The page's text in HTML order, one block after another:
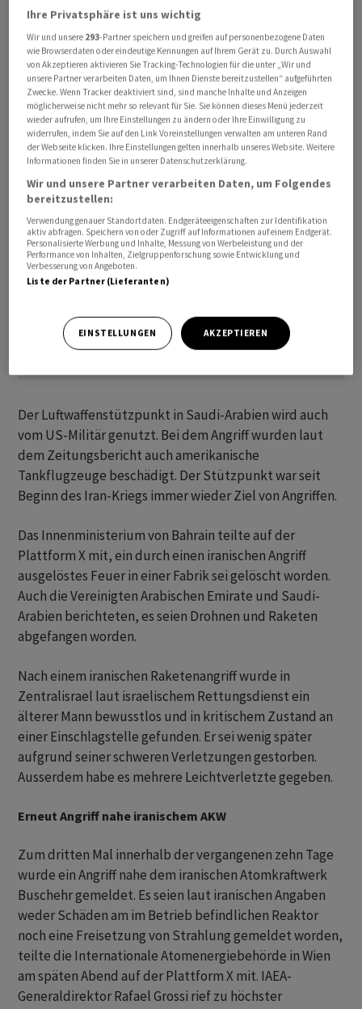
einem Bericht des «Wall Street Journals» wurden zwölf
US-Einsatzkräfte bei einem iranischen Angriff auf einen
Luftwaffenstützpunkt in Saudi-Arabien verletzt. Sie
befanden sich in einem Gebäude auf der Prince Sultan
Airbase, das bei der Bombardierung getroffen wurde,
wie die US-Zeitung unter Berufung auf US- und
arabische Vertreter berichtete.
Der Luftwaffenstützpunkt in Saudi-Arabien wird auch
vom US-Militär genutzt. Bei dem Angriff wurden laut
dem Zeitungsbericht auch amerikanische
Tankflugzeuge beschädigt. Der Stützpunkt war seit
Beginn des Iran-Kriegs immer wieder Ziel von Angriffen.
Das Innenministerium von Bahrain teilte auf der
Plattform X mit, ein durch einen iranischen Angriff
ausgelöstes Feuer in einer Fabrik sei gelöscht worden.
Auch die Vereinigten Arabischen Emirate und Saudi-
Arabien berichteten, es seien Drohnen und Raketen
abgefangen worden.
Nach einem iranischen Raketenangriff wurde in
Zentralisrael laut israelischem Rettungsdienst ein
älterer Mann bewusstlos und in kritischem Zustand an
einer Einschlagstelle gefunden. Er sei wenig später
aufgrund seiner schweren Verletzungen gestorben.
Ausserdem habe es mehrere Leichtverletzte gegeben.
Erneut Angriff nahe iranischem AKW
Zum dritten Mal innerhalb der vergangenen zehn Tage
wurde ein Angriff nahe dem iranischen Atomkraftwerk
Buschehr gemeldet. Es seien laut iranischen Angaben
weder Schäden am im Betrieb befindlichen Reaktor
noch eine Freisetzung von Strahlung gemeldet worden,
teilte die Internationale Atomenergiebehörde in Wien
am späten Abend auf der Plattform X mit. IAEA-
Generaldirektor Rafael Grossi rief zu höchster
Ihre Privatsphäre ist uns wichtig
Wir und unsere 293-Partner speichern und greifen auf personenbezogene Daten
wie Browserdaten oder eindeutige Kennungen auf Ihrem Gerät zu. Durch Auswahl
von Akzeptieren aktivieren Sie Tracking-Technologien für die unter „Wir und
unsere Partner verarbeiten Daten, um Ihnen Dienste bereitzustellen“ aufgeführten
Zwecke. Wenn Tracker deaktiviert sind, sind manche Inhalte und Anzeigen
möglicherweise nicht mehr so relevant für Sie. Sie können dieses Menü jederzeit
wieder aufrufen, um Ihre Einstellungen zu ändern oder Ihre Einwilligung zu
widerrufen, indem Sie auf den Link Voreinstellungen verwalten am unteren Rand
der Webseite klicken. Ihre Einstellungen gelten innerhalb unseres Website. Weitere
Informationen finden Sie in unserer Datenschutzerklärung.
Wir und unsere Partner verarbeiten Daten, um Folgendes
bereitzustellen:
Verwendung genauer Standortdaten. Endgeräteeigenschaften zur Identifikation
aktiv abfragen. Speichern von oder Zugriff auf Informationen auf einem Endgerät.
Personalisierte Werbung und Inhalte, Messung von Werbeleistung und der
Performance von Inhalten, Zielgruppenforschung sowie Entwicklung und
Verbesserung von Angeboten.
Liste der Partner (Lieferanten)
EINSTELLUNGEN AKZEPTIEREN